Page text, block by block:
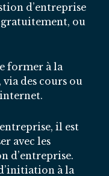
d’entreprise
gratuitement, ou
former à la
des cours ou
il est
avec les
d’entreprise.
à la